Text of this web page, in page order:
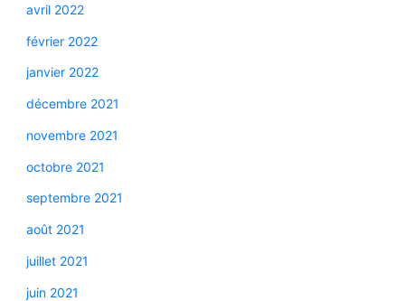
avril 2022
février 2022
janvier 2022
décembre 2021
novembre 2021
octobre 2021
septembre 2021
août 2021
juillet 2021
juin 2021